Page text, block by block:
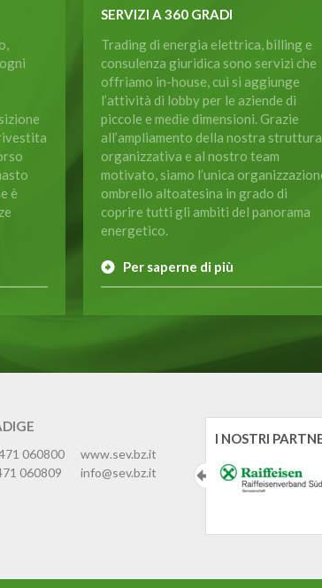
è
SERVIZI A 360 GRADI
Trading di energia elettrica, billing e
consulenza giuridica sono servizi che
offriamo in-house, cui si aggiunge
l’attività di lobby per le aziende di
piccole e medie dimensioni. Grazie
all’ampliamento della nostra struttura
organizzativa e al nostro team
motivato, siamo l’unica
ombrello altoatesina in grado di
coprire tutti gli ambiti del panorama
energetico.
Per saperne di più
060800
060809
www.sev.bz.it
info@sev.bz.it
I NOSTRI